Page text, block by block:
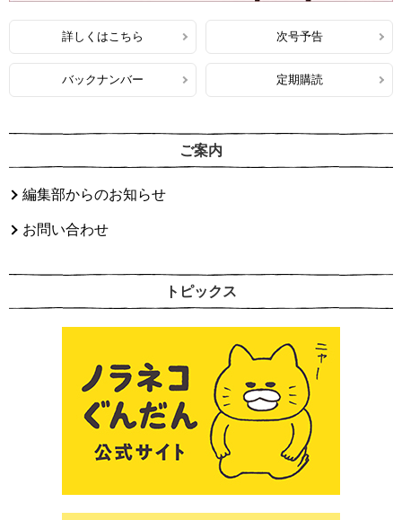
詳しくはこちら 次号予告
バックナンバー 定期購読
ご案内
編集部からのお知らせ
お問い合わせ
トピックス